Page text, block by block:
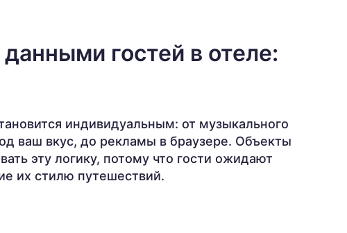
гостей в отеле:
индивидуальным: от музыкального
ваш вкус, до рекламы в браузере. Объекты
эту логику, потому что гости ожидают
их стилю путешествий.